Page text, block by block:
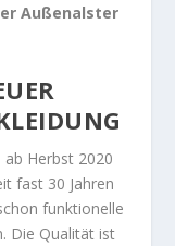
Außenalster
Herbst 2020
fast 30 Jahren
funktionelle
Die Qualität ist